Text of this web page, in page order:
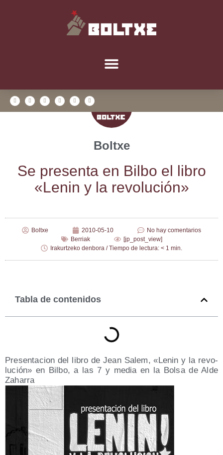
Boltxe
Se pre­sen­ta en Bil­bo el libro
«Lenin y la revolución»
Boltxe 2010-05-10
No hay comentarios
Berriak
[jp_post_view]
Irakurtzeko denbora / Tiempo de lectura: < 1 min.
Tabla de contenidos
Pre­sen­ta­cion del libro de Jean Salem, «Lenin y la revo­
lu­ción» en Bil­bo, a las 7 y media en la Bol­sa de Alde
Zaharra